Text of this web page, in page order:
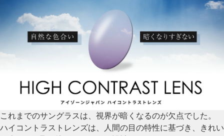
これまでのサングラスは、視界が暗くなるのが欠点でした。
ハイコントラストレンズは、人間の目の特性に基づき、きれい